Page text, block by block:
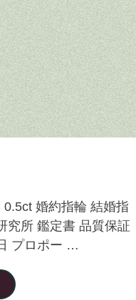
0.5ct 婚約指輪 結婚指
究所 鑑定書 品質保証
プロポー …